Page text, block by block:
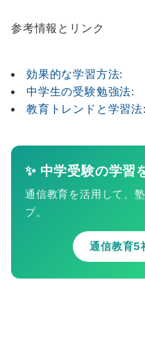
参考情報とリンク
効果的な学習方法:
中学生の受験勉強法:
教育トレンドと学習法:
✨ 中学受験の学習
通信教育を活用して、
プ。
通信教育5